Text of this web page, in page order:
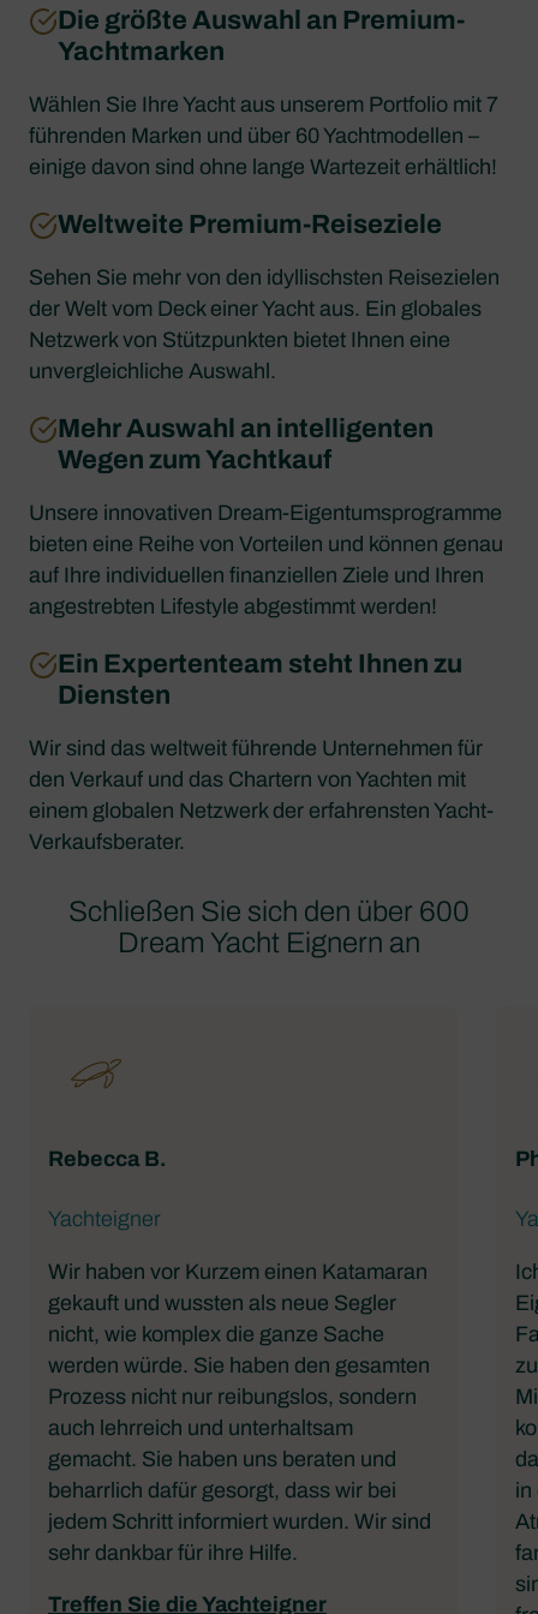
Die größte Auswahl an Premium-
Yachtmarken
Wählen Sie Ihre Yacht aus unserem Portfolio mit 7
führenden Marken und über 60 Yachtmodellen –
einige davon sind ohne lange Wartezeit erhältlich!
Weltweite Premium-Reiseziele
Sehen Sie mehr von den idyllischsten Reisezielen
der Welt vom Deck einer Yacht aus. Ein globales
Netzwerk von Stützpunkten bietet Ihnen eine
unvergleichliche Auswahl.
Mehr Auswahl an intelligenten
Wegen zum Yachtkauf
Unsere innovativen Dream-Eigentumsprogramme
bieten eine Reihe von Vorteilen und können genau
auf Ihre individuellen finanziellen Ziele und Ihren
angestrebten Lifestyle abgestimmt werden!
Ein Expertenteam steht Ihnen zu
Diensten
Wir sind das weltweit führende Unternehmen für
den Verkauf und das Chartern von Yachten mit
einem globalen Netzwerk der erfahrensten Yacht-
Verkaufsberater.
Schließen Sie sich den über 600
Dream Yacht Eignern an
Rebecca B.
Yachteigner
Wir haben vor Kurzem einen Katamaran
gekauft und wussten als neue Segler
nicht, wie komplex die ganze Sache
werden würde. Sie haben den gesamten
Prozess nicht nur reibungslos, sondern
auch lehrreich und unterhaltsam
gemacht. Sie haben uns beraten und
beharrlich dafür gesorgt, dass wir bei
jedem Schritt informiert wurden. Wir sind
sehr dankbar für ihre Hilfe.
Treffen Sie die Yachteigner
in